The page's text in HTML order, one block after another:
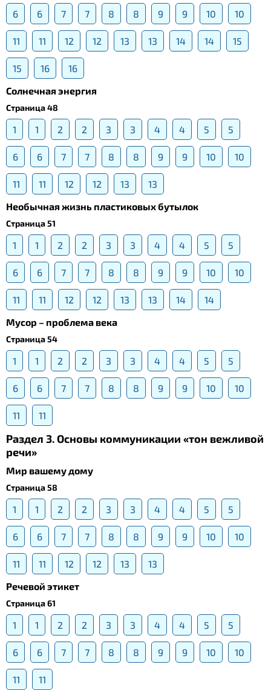
6 6 7 7 8 8 9 9 10 10
11 11 12 12 13 13 14 14 15
15 16
16
Солнечная энергия
Страница 48
1 1 2 2 3 3 4 4 5 5
6 6 7 7 8 8 9 9 10 10
11 11 12 12 13
13
Необычная жизнь пластиковых бутылок
Страница 51
1 1 2 2 3 3 4 4 5 5
6 6 7 7 8 8 9 9 10 10
11 11 12 12 13 13 14
14
Мусор – проблема века
Страница 54
1 1 2 2 3 3 4 4 5 5
6 6 7 7 8 8 9 9 10 10
11 11
Раздел 3. Основы коммуникации «тон вежливой
речи»
Мир вашему дому
Страница 58
1 1 2 2 3 3 4 4 5 5
6 6 7 7 8 8 9 9 10 10
11 11 12 12 13
13
Речевой этикет
Страница 61
1 1 2 2 3 3 4 4 5 5
6 6 7 7 8 8 9 9 10 10
11
11